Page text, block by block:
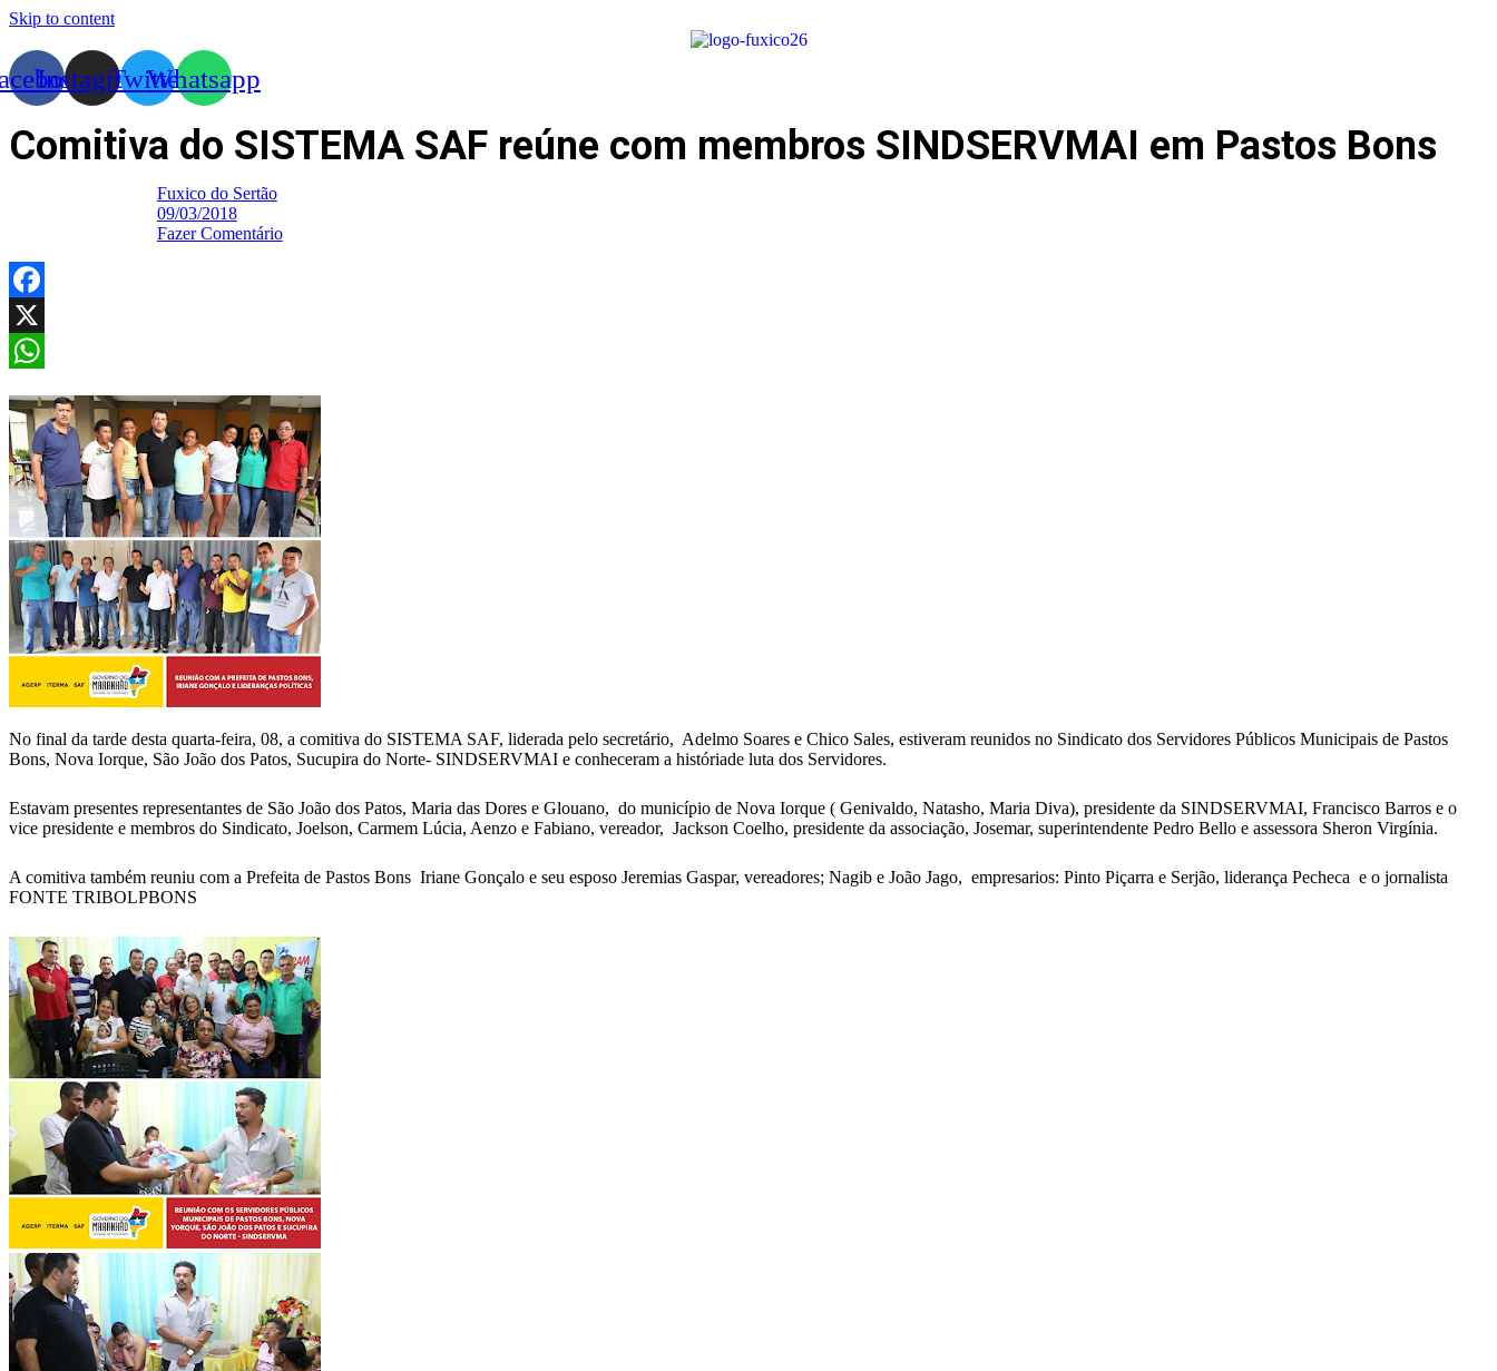
Skip to content
InstagramTwitterWhatsapp
Comitiva do SISTEMA SAF reúne com membros SINDSERVMAI em Pastos Bons
Fuxico do Sertão
09/03/2018
Fazer Comentário
Facebook
X
No final da tarde desta quarta-feira, 08, a comitiva do SISTEMA SAF, liderada pelo secretário, Adelmo Soares e Chico Sales, estiveram reunidos no Sindicato dos Servidores Públicos Municipais de Pastos
Bons, Nova Iorque, São João dos Patos, Sucupira do Norte- SINDSERVMAI e conheceram a históriade luta dos Servidores.
Estavam presentes representantes de São João dos Patos, Maria das Dores e Glouano, do município de Nova Iorque ( Genivaldo, Natasho, Maria Diva), presidente da SINDSERVMAI, Francisco Barros e o
vice presidente e membros do Sindicato, Joelson, Carmem Lúcia, Aenzo e Fabiano, vereador, Jackson Coelho, presidente da associação, Josemar, superintendente Pedro Bello e assessora Sheron Virgínia.
A comitiva também reuniu com a Prefeita de Pastos Bons Iriane Gonçalo e seu esposo Jeremias Gaspar, vereadores; Nagib e João Jago, empresarios: Pinto Piçarra e Serjão, liderança Pecheca e o jornalista
FONTE TRIBOLPBONS